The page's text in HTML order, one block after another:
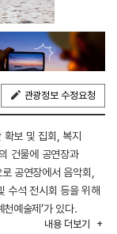
관광정보 수정요청
보 및 집회, 복지
건물에 공연장과
공연장에서 음악회,
수석 전시회 등을 위해
예술제’가 있다.
등에서 주관하는
내용 더보기